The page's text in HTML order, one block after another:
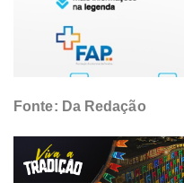
Fonte: Da Redação